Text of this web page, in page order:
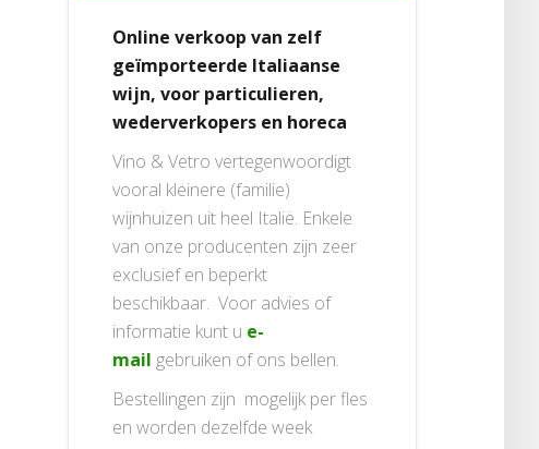
Online verkoop van zelf
geïmporteerde Italiaanse
wijn, voor particulieren,
wederverkopers en horeca
Vino & Vetro vertegenwoordigt
vooral kleinere (familie)
wijnhuizen uit heel Italië. Enkele
van onze producenten zijn zeer
exclusief en beperkt
beschikbaar. Voor advies of
informatie kunt u e-
mail gebruiken of ons bellen.
Bestellingen zijn mogelijk per fles
en worden dezelfde week